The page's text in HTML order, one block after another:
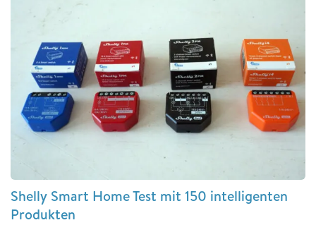
Shelly Smart Home Test mit 150 intelligenten
Produkten